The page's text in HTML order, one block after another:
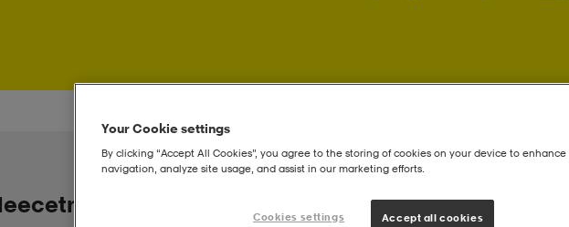
- herr
Your Cookie settings
By clicking “Accept All Cookies”, you agree to the storing of cookies on your device to enhance
navigation, analyze site usage, and assist in our marketing efforts.
Cookies settings Accept all cookies